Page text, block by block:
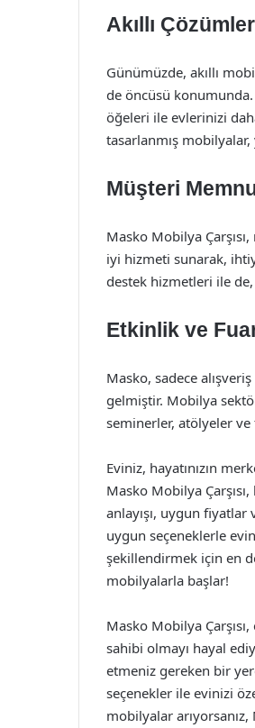
Akıllı
Günümüzde, akıllı
de öncüsü konumunda.
öğeleri ile evlerinizi
tasarlanmış mobilyalar,
Müşteri
Masko Mobilya
iyi hizmeti sunarak,
destek hizmetleri ile de,
Etkinlik ve
Masko, sadece
gelmiştir. Mobilya
seminerler, atölyeler ve
Eviniz, hayatınızın
Masko Mobilya
anlayışı, uygun fiyatlar
uygun seçeneklerle
şekillendirmek için en
mobilyalarla başlar!
Masko Mobilya
sahibi olmayı hayal
etmeniz gereken bir
seçenekler ile evinizi
mobilyalar